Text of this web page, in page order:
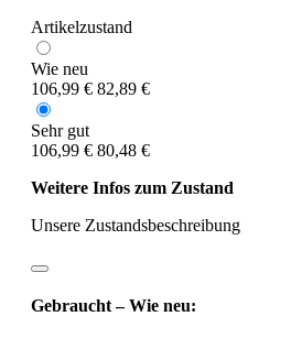
Artikelzustand
Wie neu
106,99 € 82,89 €
Sehr gut
106,99 € 80,48 €
Weitere Infos zum Zustand
Unsere Zustandsbeschreibung
Gebraucht – Wie neu: